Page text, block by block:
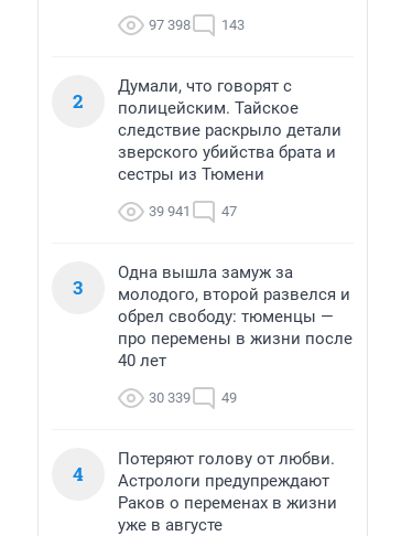
97 398 143
2
Думали, что говорят с
полицейским. Тайское
следствие раскрыло детали
зверского убийства брата и
сестры из Тюмени
39 941 47
3
Одна вышла замуж за
молодого, второй развелся и
обрел свободу: тюменцы —
про перемены в жизни после
40 лет
30 339 49
4
Потеряют голову от любви.
Астрологи предупреждают
Раков о переменах в жизни
уже в августе